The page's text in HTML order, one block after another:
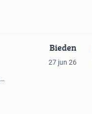
Bieden
27 jun 26